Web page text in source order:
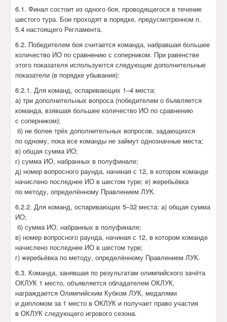
6.1. Финал состоит из одного боя, проводящегося в течение
шестого тура. Бои проходят в порядке, предусмотренном п.
5.4 настоящего Регламента.
6.2. Победителем боя считается команда, набравшая большее
количество ИО по сравнению с соперником. При равенстве
этого показателя используются следующие дополнительные
показатели (в порядке убывания):
6.2.1. Для команд, оспаривающих 1–4 места:
а) три дополнительных вопроса (победителем о бъявляется
команда, взявшая большее количество ИО по сравнению
с соперником);
б) не более трёх дополнительных вопросов, задающихся
по одному, пока все команды не займут однозначные места;
в) общая сумма ИО;
г) сумма ИО, набранных в полуфинале;
д) номер вопросного раунда, начиная с 12, в котором команде
начислено последнее ИО в шестом туре; е) жеребьёвка
по методу, определённому Правлением ЛУК.
6.2.2. Для команд, оспаривающих 5–32 места: а) общая сумма
ИО;
б) сумма ИО, набранных в полуфинале;
в) номер вопросного раунда, начиная с 12, в котором команде
начислено последнее ИО в шестом туре;
г) жеребьёвка по методу, определённому Правлением ЛУК.
6.3. Команда, занявшая по результатам олимпийского зачёта
ОКЛУК 1 место, объявляется обладателем ОКЛУК,
награждается Олимпийским Кубком ЛУК, медалями
и дипломом за 1 место в ОКЛУК и получает право участия
в ОКЛУК следующего игрового сезона.